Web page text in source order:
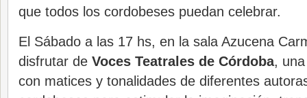
que todos los cordobeses puedan celebrar.
El Sábado a las 17 hs, en la sala Azucena
disfrutar de Voces Teatrales de Córdoba,
con matices y tonalidades de diferentes